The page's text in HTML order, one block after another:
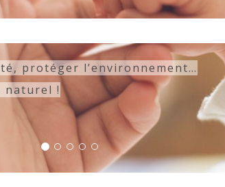
comprendre son cycle,
de soi pour vivre